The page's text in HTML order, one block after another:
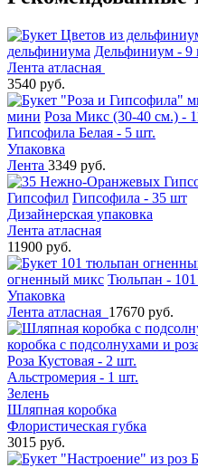
дельфиниума Дельфиниум - 9
Лента атласная
3540 руб.
мини Роза Микс (30-40 см.) -
Гипсофила Белая - 5 шт.
Упаковка
Лента 3349 руб.
Гипсофил Гипсофила - 35 шт
Дизайнерская упаковка
Лента атласная
11900 руб.
огненный микс Тюльпан -
Упаковка
Лента атласная 17670 руб.
коробка с подсолнухами и
Роза Кустовая - 2 шт.
Альстромерия - 1 шт.
Зелень
Шляпная коробка
Флористическая губка
3015 руб.